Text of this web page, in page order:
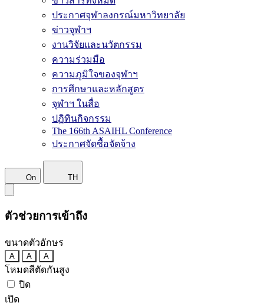
ประกาศจุฬาลงกรณ์มหาวิทยาลัย
ข่าวจุฬาฯ
งานวิจัยและนวัตกรรม
ความร่วมมือ
ความภูมิใจของจุฬาฯ
การศึกษาและหลักสูตร
จุฬาฯ ในสื่อ
ปฏิทินกิจกรรม
The 166th ASAIHL Conference
ประกาศจัดซื้อจัดจ้าง
On TH
ตัวช่วยการเข้าถึง
ขนาดตัวอักษร
A A A
โหมดสีตัดกันสูง
ปิด
เปิด